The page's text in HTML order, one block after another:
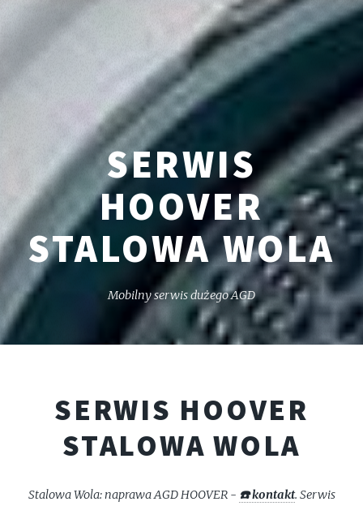
SERWIS
HOOVER
STALOWA WOLA
Mobilny serwis dużego AGD
SERWIS HOOVER
STALOWA WOLA
Stalowa Wola: naprawa AGD HOOVER - ☎️ kontakt. Serwis